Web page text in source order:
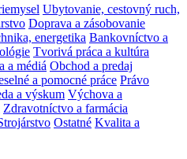
Ubytovanie, cestovný ruch,
Doprava a zásobovanie
energetika Bankovníctvo a
Tvorivá práca a kultúra
a médiá Obchod a predaj
a pomocné práce Právo
a výskum Výchova a
Zdravotníctvo a farmácia
Ostatné Kvalita a